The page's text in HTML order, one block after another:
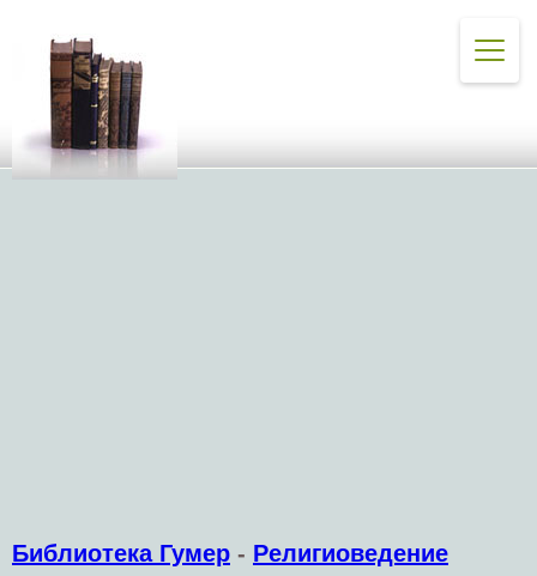
Библиотека Гумер - Религиоведение